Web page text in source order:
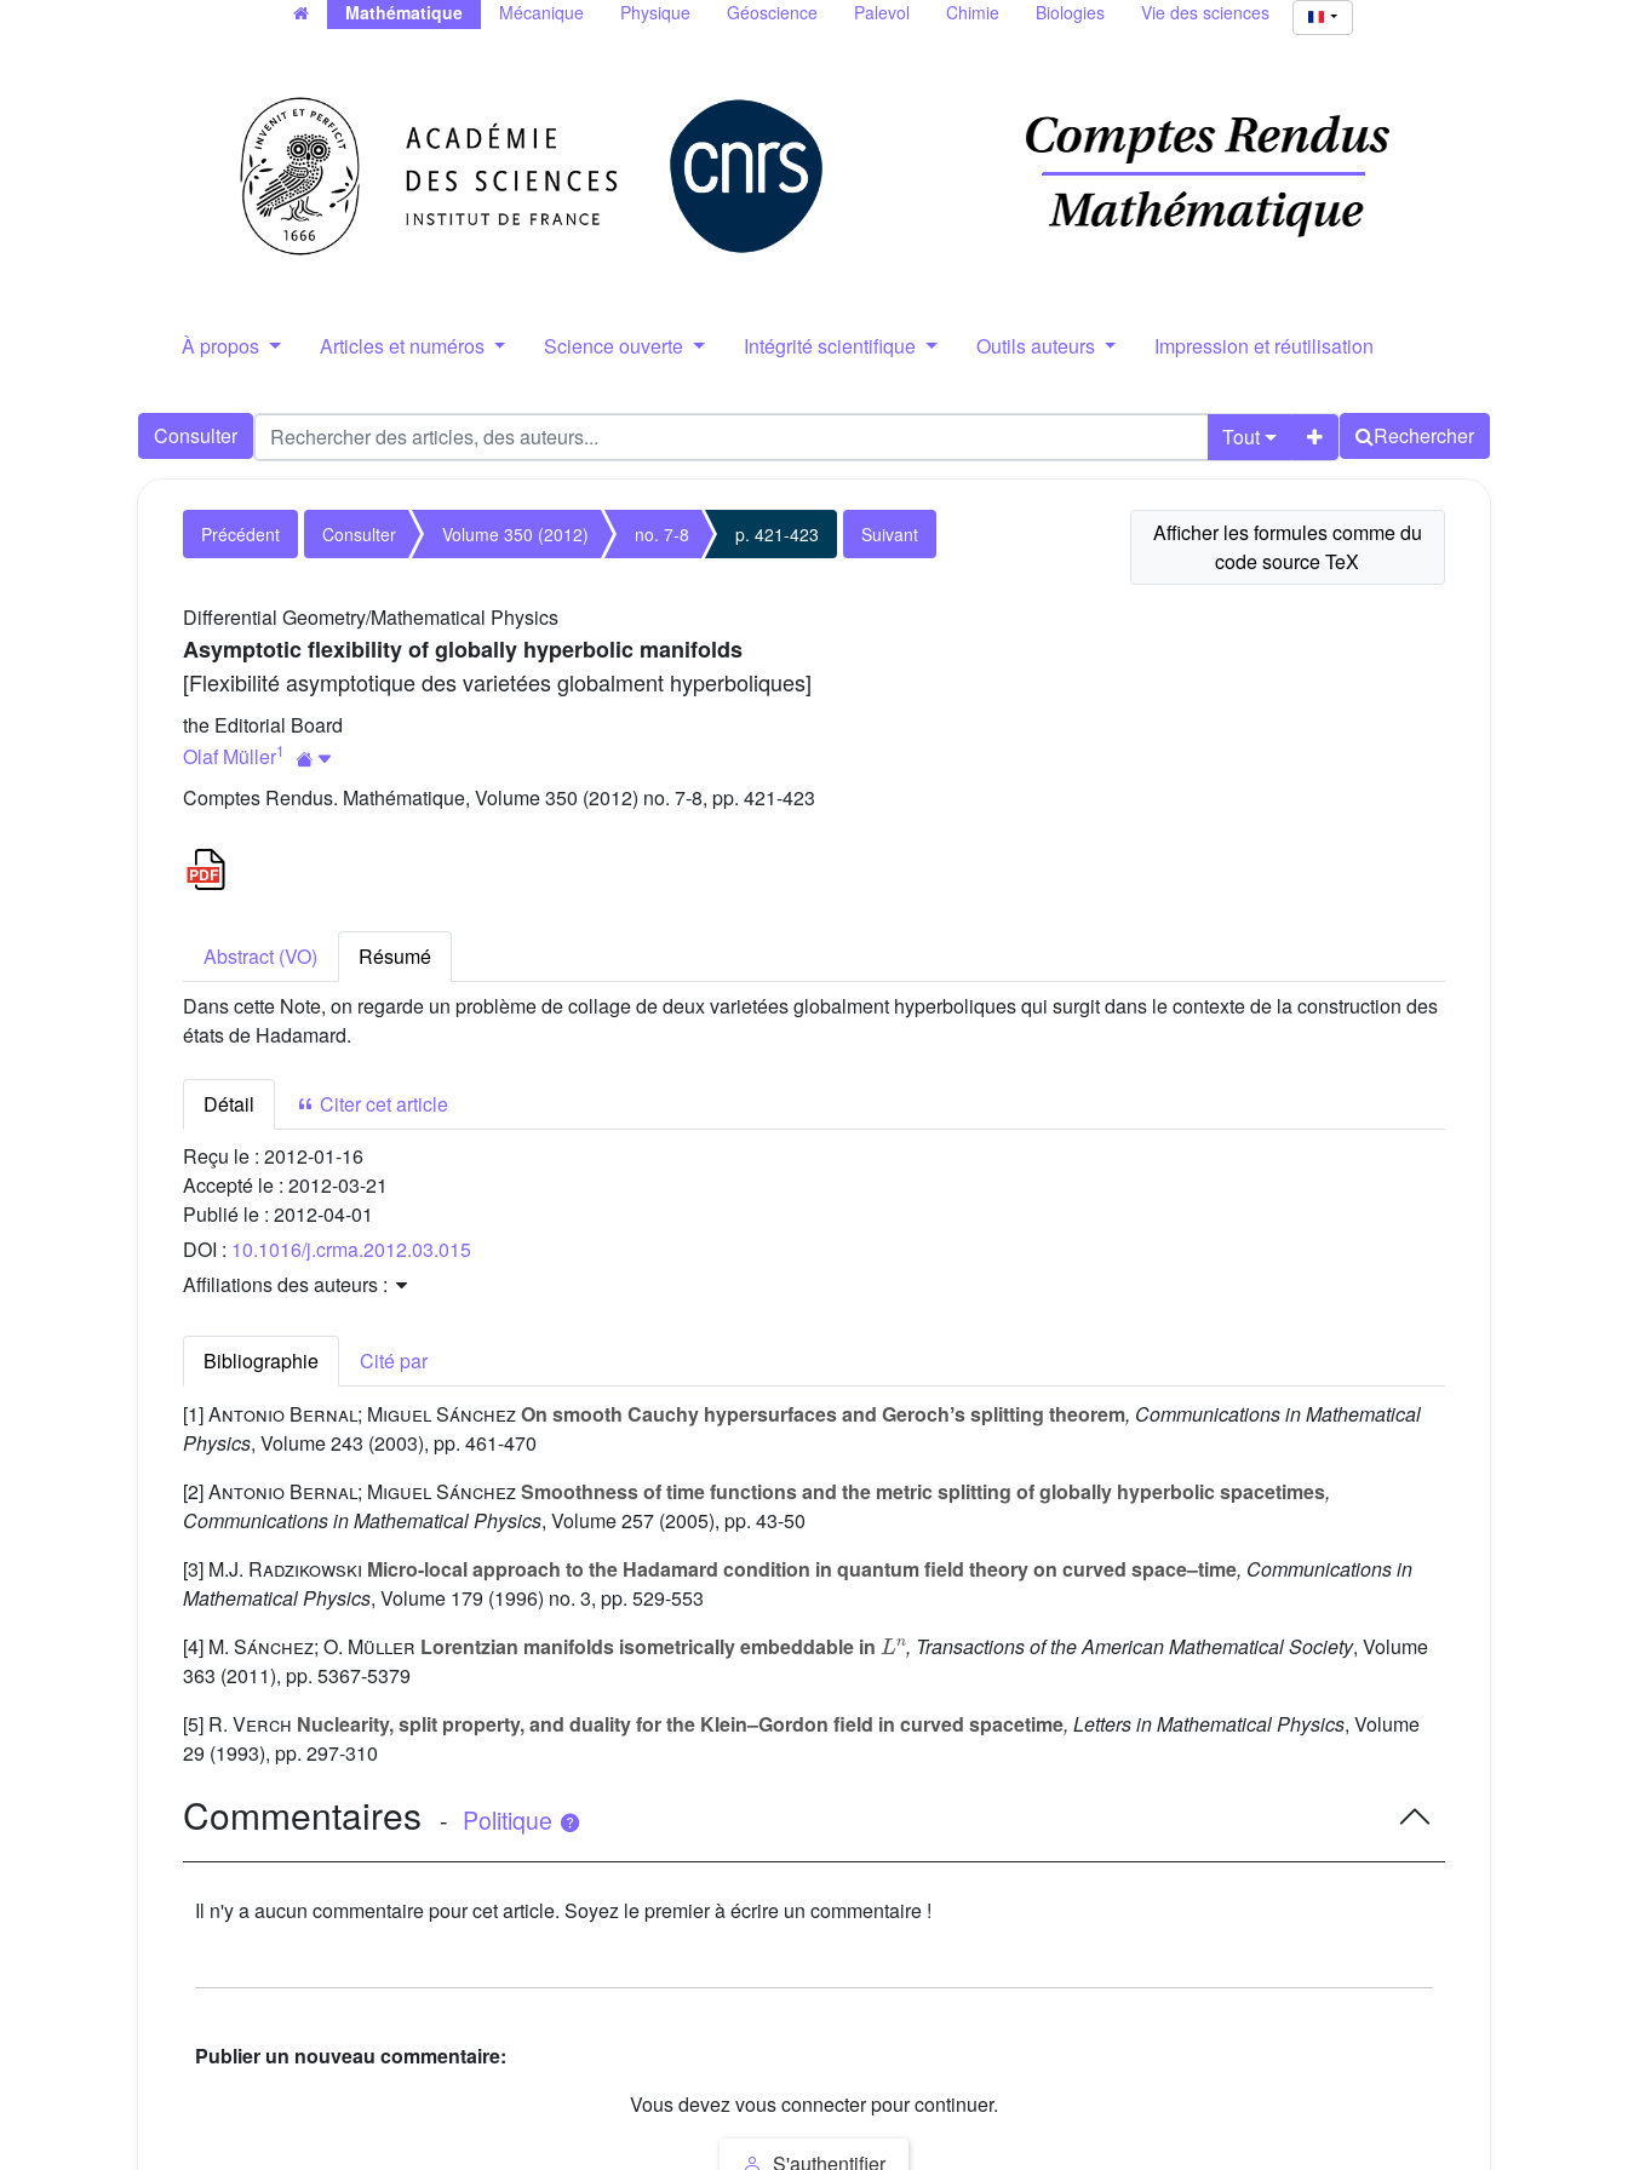
Mathématique Mécanique Physique Géoscience Palevol Chimie Biologies Vie des sciences
À propos Articles et numéros Science ouverte Intégrité scientifique Outils auteurs Impression et réutilisation
Consulter Tout Rechercher
Précédent Consulter Volume 350 (2012) no. 7-8 p. 421-423 Suivant
Differential Geometry/Mathematical Physics
Asymptotic flexibility of globally hyperbolic manifolds
[Flexibilité asymptotique des varietées globalment hyperboliques]
the Editorial Board
Olaf Müller1
Comptes Rendus. Mathématique, Volume 350 (2012) no. 7-8, pp. 421-423
Abstract (VO)
Résumé
Dans cette Note, on regarde un problème de collage de deux varietées globalment hyperboliques qui surgit dans le contexte de la construction des
états de Hadamard.
Détail
Citer cet article
Reçu le : 2012-01-16
Accepté le : 2012-03-21
Publié le : 2012-04-01
DOI : 10.1016/j.crma.2012.03.015
Affiliations des auteurs :
Bibliographie
Cité par
[1]Antonio Bernal; Miguel SánchezOn smooth Cauchy hypersurfaces and Gerochʼs splitting theorem, Communications in Mathematical
Physics, Volume 243 (2003), pp. 461-470
[2]Antonio Bernal; Miguel SánchezSmoothness of time functions and the metric splitting of globally hyperbolic spacetimes,
Communications in Mathematical Physics, Volume 257 (2005), pp. 43-50
[3] M.J. Radzikowski Micro-local approach to the Hadamard condition in quantum field theory on curved space–time, Communications in
Mathematical Physics, Volume 179 (1996) no. 3, pp. 529-553
[4] M. Sánchez; O. Müller Lorentzian manifolds isometrically embeddable in , Transactions of the American Mathematical Society, Volume
363 (2011), pp. 5367-5379
[5] R. Verch Nuclearity, split property, and duality for the Klein–Gordon field in curved spacetime, Letters in Mathematical Physics, Volume
29 (1993), pp. 297-310
Commentaires - Politique
Il n'y a aucun commentaire pour cet article. Soyez le premier à écrire un commentaire !
Publier un nouveau commentaire:
Vous devez vous connecter pour continuer.
S'authentifier